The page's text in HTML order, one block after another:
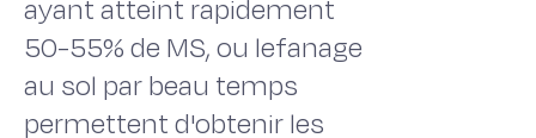
ayant atteint rapidement
50-55% de MS, ou lefanage
au sol par beau temps
permettent d'obtenir les